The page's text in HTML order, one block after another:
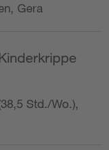
Gera
Std./Wo.),